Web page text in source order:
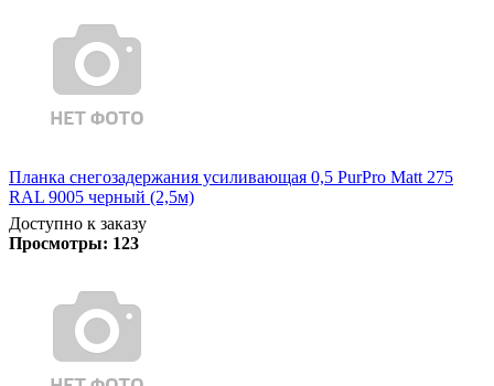
Планка снегозадержания усиливающая 0,5 PurPro Matt 275
RAL 9005 черный (2,5м)
Доступно к заказу
Просмотры: 123